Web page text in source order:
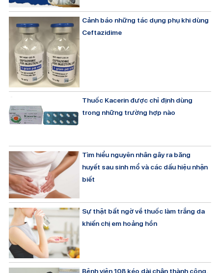
Cảnh báo những tác dụng phụ khi dùng
Ceftazidime
Thuốc Kacerin được chỉ định dùng
trong những trường hợp nào
Tìm hiểu nguyên nhân gây ra băng
huyết sau sinh mổ và các dấu hiệu nhận
biết
Sự thật bất ngờ về thuốc làm trắng da
khiến chị em hoảng hồn
Bệnh viện 108 kéo dài chân thành công,